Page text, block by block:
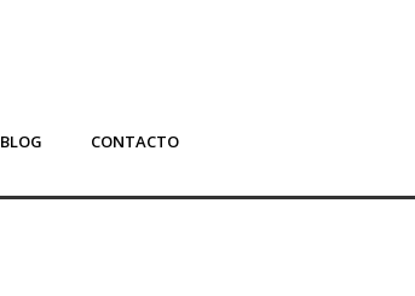
BLOG CONTACTO